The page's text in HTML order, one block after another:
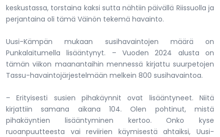
keskustassa, torstaina kaksi sutta nähtiin päivällä Riissuolla ja
perjantaina oli tämä Väinön tekemä havainto.
Uusi-Kämpän mukaan susihavaintojen määrä on
Punkalaitumella lisääntynyt. – Vuoden 2024 alusta on
tämän viikon maanantaihin mennessä kirjattu suurpetojen
Tassu-havaintojärjestelmään melkein 800 susihavaintoa.
– Erityisesti susien pihakäynnit ovat lisääntyneet. Niitä
kirjattiin samana aikana 104. Olen pohtinut, mistä
pihakäyntien lisääntyminen kertoo. Onko kyse
ruoanpuutteesta vai reviirien käymisestä ahtaiksi, Uusi-